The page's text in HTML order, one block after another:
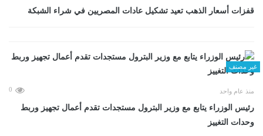
قفزات أسعار الذهب تعيد تشكيل عادات المصريين في شراء الشبكة
غير مصنف
منذ عام واحد 0
رئيس الوزراء يتابع مع وزير البترول مستجدات تقدم أعمال تجهيز وربط
وحدات التغييز